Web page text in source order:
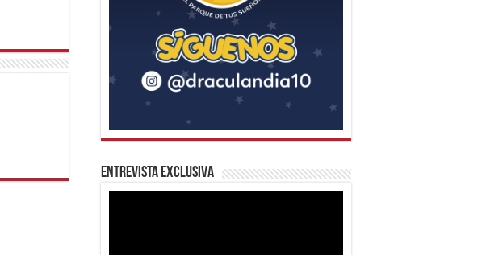
Entrevista Exclusiva